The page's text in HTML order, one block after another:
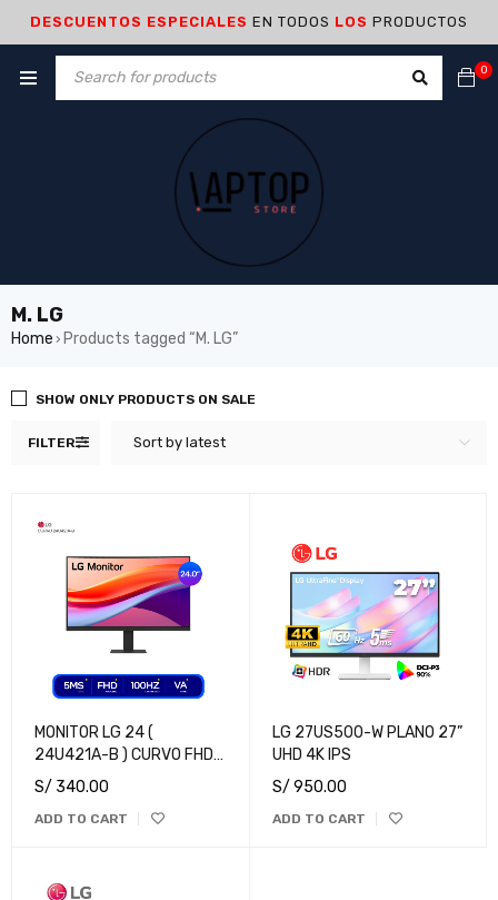
DESCUENTOS ESPECIALES EN TODOS LOS PRODUCTOS
0
M. LG
Home › Products tagged “M. LG”
FILTER Sort by latest
SHOW ONLY PRODUCTS ON SALE
MONITOR LG 24 (
24U421A-B ) CURVO FHD
100HZ | 5MS | 1 HDMI
S/ 340.00
ADD TO CART
LG 27US500-W PLANO 27”
UHD 4K IPS
S/ 950.00
ADD TO CART